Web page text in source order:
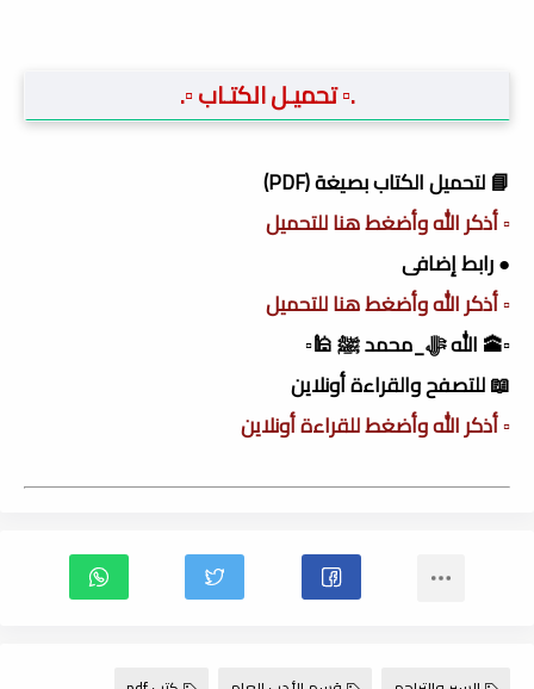
.▫️ تحميـل الكتـاب ▫️.
📘 لتحميل الكتاب بصيغة (PDF)
▫️ أذكر الله وأضغط هنا للتحميل
● رابط إضافى
▫️ أذكر الله وأضغط هنا للتحميل
▫️🕋 الله ﷻ_محمد ﷺ 🕌▫️
📖 للتصفح والقراءة أونلاين
▫️ أذكر الله وأضغط للقراءة أونلاين